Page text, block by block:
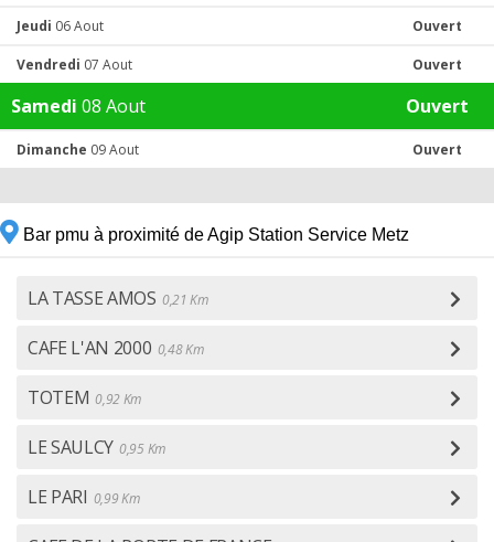
Jeudi 06 Aout Ouvert
Vendredi 07 Aout Ouvert
Samedi 08 Aout Ouvert
Dimanche 09 Aout Ouvert
Bar pmu à proximité de Agip Station Service Metz
LA TASSE AMOS 0,21 Km
CAFE L'AN 2000 0,48 Km
TOTEM 0,92 Km
LE SAULCY 0,95 Km
LE PARI 0,99 Km